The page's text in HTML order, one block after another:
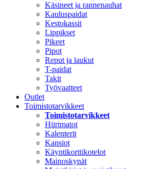
Käsineet ja rannenauhat
Kauluspaidat
Kestokassit
Lippikset
Pikeet
Pipot
Reput ja laukut
T-paidat
Takit
Työvaatteet
Outlet
Toimistotarvikkeet
Toimistotarvikkeet
Hiirimatot
Kalenterit
Kansiot
Käyntikorttikotelot
Mainoskynät